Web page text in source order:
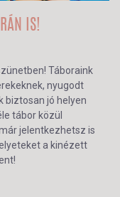
IS!
Táboraink
nyugodt
biztosan jó helyen
tábor közül
jelentkezhetsz is
a kinézett